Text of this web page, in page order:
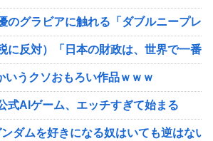
のグラビアに触れる「ダブルニープレ
に反対）「日本の財政は、世界で一番
いうクソおもろい作品ｗｗｗ
式AIゲーム、エッチすぎて始まる
ダムを好きになる奴はいても逆はない